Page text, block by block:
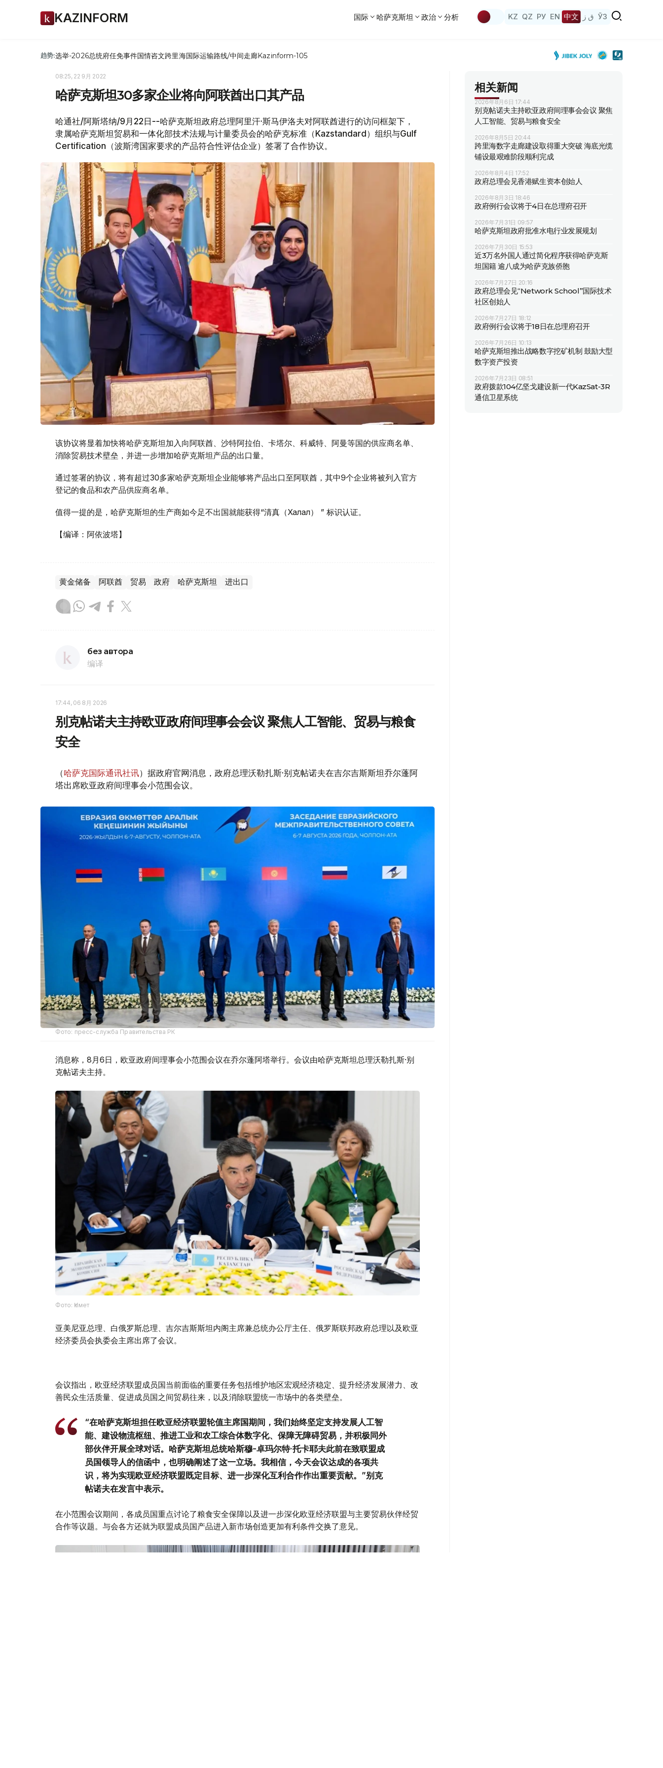
KAZINFORM 国际 哈萨克斯坦 政治 分析 KZ QZ РУ EN 中文 ق ز ЎЗ
趋势:选举-2026总统府任免事件国情咨文跨里海国际运输路线/中间走廊Kazinform-105
08:25, 22 9月 2022
哈萨克斯坦30多家企业将向阿联酋出口其产品
哈通社/阿斯塔纳/9月22日--哈萨克斯坦政府总理阿里汗·斯马伊洛夫对阿联酋进行的访问框架下，
隶属哈萨克斯坦贸易和一体化部技术法规与计量委员会的哈萨克标准（Kazstandard）组织与Gulf
Certification（波斯湾国家要求的产品符合性评估企业）签署了合作协议。
该协议将显着加快将哈萨克斯坦加入向阿联酋、沙特阿拉伯、卡塔尔、科威特、阿曼等国的供应商名单、
消除贸易技术壁垒，并进一步增加哈萨克斯坦产品的出口量。
通过签署的协议，将有超过30多家哈萨克斯坦企业能够将产品出口至阿联酋，其中9个企业将被列入官方
登记的食品和农产品供应商名单。
值得一提的是，哈萨克斯坦的生产商如今足不出国就能获得“清真（Халал） ” 标识认证。
【编译：阿依波塔】
黄金储备 阿联酋 贸易 政府 哈萨克斯坦 进出口
без автора
编译
17:44, 06 8月 2026
别克帖诺夫主持欧亚政府间理事会会议 聚焦人工智能、贸易与粮食
安全
（哈萨克国际通讯社讯）据政府官网消息，政府总理沃勒扎斯·别克帖诺夫在吉尔吉斯斯坦乔尔蓬阿
塔出席欧亚政府间理事会小范围会议。
Фото: пресс-служба Правительства РК
消息称，8月6日，欧亚政府间理事会小范围会议在乔尔蓬阿塔举行。会议由哈萨克斯坦总理沃勒扎斯·别
克帖诺夫主持。
Фото: Үкімет
亚美尼亚总理、白俄罗斯总理、吉尔吉斯斯坦内阁主席兼总统办公厅主任、俄罗斯联邦政府总理以及欧亚
经济委员会执委会主席出席了会议。
会议指出，欧亚经济联盟成员国当前面临的重要任务包括维护地区宏观经济稳定、提升经济发展潜力、改
善民众生活质量、促进成员国之间贸易往来，以及消除联盟统一市场中的各类壁垒。
“在哈萨克斯坦担任欧亚经济联盟轮值主席国期间，我们始终坚定支持发展人工智
能、建设物流枢纽、推进工业和农工综合体数字化、保障无障碍贸易，并积极同外
部伙伴开展全球对话。哈萨克斯坦总统哈斯穆-卓玛尔特·托卡耶夫此前在致联盟成
员国领导人的信函中，也明确阐述了这一立场。我相信，今天会议达成的各项共
识，将为实现欧亚经济联盟既定目标、进一步深化互利合作作出重要贡献。”别克
帖诺夫在发言中表示。
在小范围会议期间，各成员国重点讨论了粮食安全保障以及进一步深化欧亚经济联盟与主要贸易伙伴经贸
合作等议题。与会各方还就为联盟成员国产品进入新市场创造更加有利条件交换了意见。
相关新闻
2026年8月6日 17:44
别克帖诺夫主持欧亚政府间理事会会议 聚焦
人工智能、贸易与粮食安全
2026年8月5日 20:44
跨里海数字走廊建设取得重大突破 海底光缆
铺设最艰难阶段顺利完成
2026年8月4日 17:52
政府总理会见香港赋生资本创始人
2026年8月3日 18:46
政府例行会议将于4日在总理府召开
2026年7月31日 09:57
哈萨克斯坦政府批准水电行业发展规划
2026年7月30日 15:53
近3万名外国人通过简化程序获得哈萨克斯
坦国籍 逾八成为哈萨克族侨胞
2026年7月27日 20:16
政府总理会见“Network School”国际技术
社区创始人
2026年7月27日 18:12
政府例行会议将于18日在总理府召开
2026年7月26日 10:13
哈萨克斯坦推出战略数字挖矿机制 鼓励大型
数字资产投资
2026年7月23日 08:51
政府拨款104亿坚戈建设新一代KazSat-3R
通信卫星系统